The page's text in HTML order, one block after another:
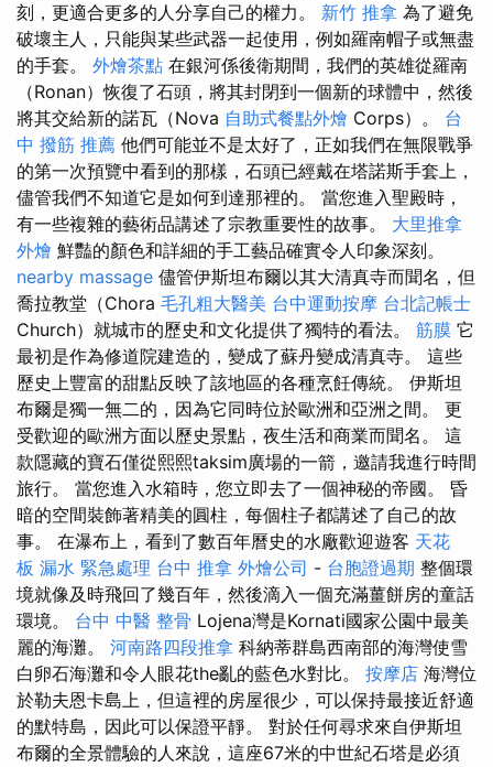
刻，更適合更多的人分享自己的權力。 新竹 推拿 為了避免
破壞主人，只能與某些武器一起使用，例如羅南帽子或無盡
的手套。 外燴茶點 在銀河係後衛期間，我們的英雄從羅南
（Ronan）恢復了石頭，將其封閉到一個新的球體中，然後
將其交給新的諾瓦（Nova 自助式餐點外燴 Corps）。 台
中 撥筋 推薦 他們可能並不是太好了，正如我們在無限戰爭
的第一次預覽中看到的那樣，石頭已經戴在塔諾斯手套上，
儘管我們不知道它是如何到達那裡的。 當您進入聖殿時，
有一些複雜的藝術品講述了宗教重要性的故事。 大里推拿
外燴 鮮豔的顏色和詳細的手工藝品確實令人印象深刻。
nearby massage 儘管伊斯坦布爾以其大清真寺而聞名，但
喬拉教堂（Chora 毛孔粗大醫美 台中運動按摩 台北記帳士
Church）就城市的歷史和文化提供了獨特的看法。 筋膜 它
最初是作為修道院建造的，變成了蘇丹變成清真寺。 這些
歷史上豐富的甜點反映了該地區的各種烹飪傳統。 伊斯坦
布爾是獨一無二的，因為它同時位於歐洲和亞洲之間。 更
受歡迎的歐洲方面以歷史景點，夜生活和商業而聞名。 這
款隱藏的寶石僅從熙熙taksim廣場的一箭，邀請我進行時間
旅行。 當您進入水箱時，您立即去了一個神秘的帝國。 昏
暗的空間裝飾著精美的圓柱，每個柱子都講述了自己的故
事。 在瀑布上，看到了數百年曆史的水廠歡迎遊客 天花
板 漏水 緊急處理 台中 推拿 外燴公司 - 台胞證過期 整個環
境就像及時飛回了幾百年，然後滴入一個充滿薑餅房的童話
環境。 台中 中醫 整骨 Lojena灣是Kornati國家公園中最美
麗的海灘。 河南路四段推拿 科納蒂群島西南部的海灣使雪
白卵石海灘和令人眼花the亂的藍色水對比。 按摩店 海灣位
於勒夫恩卡島上，但這裡的房屋很少，可以保持最接近舒適
的默特島，因此可以保證平靜。 對於任何尋求來自伊斯坦
布爾的全景體驗的人來說，這座67米的中世紀石塔是必須